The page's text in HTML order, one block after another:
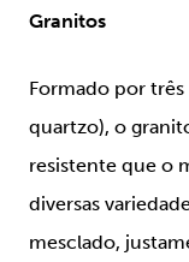
Granitos
Formado por
quartzo), o
resistente que o
diversas
mesclado,